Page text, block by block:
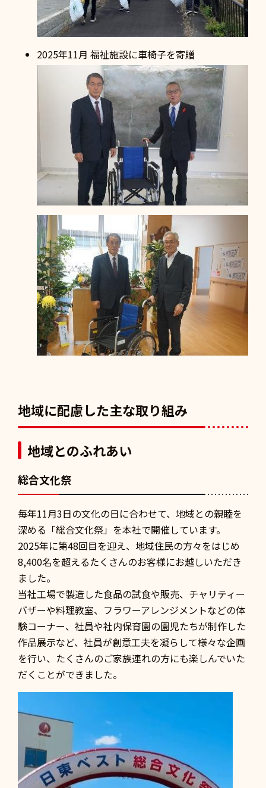
2025年11月 福祉施設に車椅子を寄贈
地域に配慮した主な取り組み
地域とのふれあい
総合文化祭
毎年11月3日の文化の日に合わせて、地域との親睦を
深める「総合文化祭」を本社で開催しています。
2025年に第48回目を迎え、地域住民の方々をはじめ
8,400名を超えるたくさんのお客様にお越しいただき
ました。
当社工場で製造した食品の試食や販売、チャリティー
バザーや料理教室、フラワーアレンジメントなどの体
験コーナー、社員や社内保育園の園児たちが制作した
作品展示など、社員が創意工夫を凝らして様々な企画
を行い、たくさんのご家族連れの方にも楽しんでいた
だくことができました。